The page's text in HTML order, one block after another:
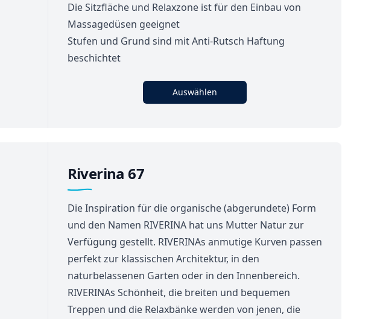
Die Sitzfläche und Relaxzone ist für den Einbau von
Massagedüsen geeignet
Stufen und Grund sind mit Anti-Rutsch Haftung
beschichtet
Auswählen
Riverina 67
Die Inspiration für die organische (abgerundete) Form
und den Namen RIVERINA hat uns Mutter Natur zur
Verfügung gestellt. RIVERINAs anmutige Kurven passen
perfekt zur klassischen Architektur, in den
naturbelassenen Garten oder in den Innenbereich.
RIVERINAs Schönheit, die breiten und bequemen
Treppen und die Relaxbänke werden von jenen, die